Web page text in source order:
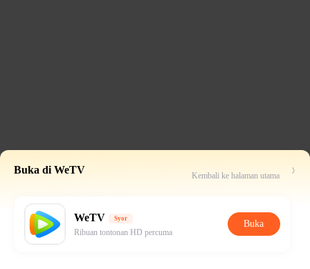
Buka di WeTV Kembali ke halaman utama
WeTV Syor
Ribuan tontonan HD percuma
Buka